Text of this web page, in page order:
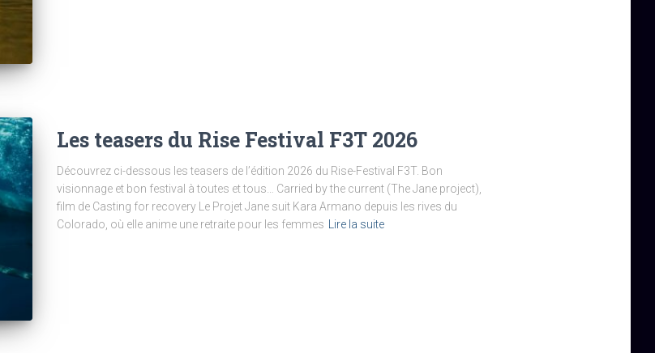
Les teasers du Rise Festival F3T 2026
Découvrez ci-dessous les teasers de l’édition 2026 du Rise-Festival F3T. Bon
visionnage et bon festival à toutes et tous… Carried by the current (The Jane project),
film de Casting for recovery Le Projet Jane suit Kara Armano depuis les rives du
Colorado, où elle anime une retraite pour les femmes
Lire la suite